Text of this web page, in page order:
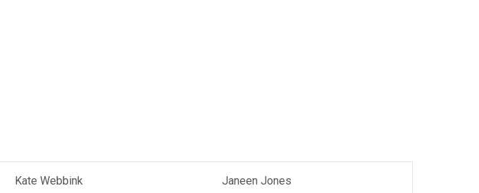
Kate Webbink Janeen Jones